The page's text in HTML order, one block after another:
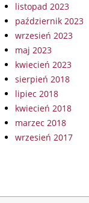
listopad 2023
październik 2023
wrzesień 2023
maj 2023
kwiecień 2023
sierpień 2018
lipiec 2018
kwiecień 2018
marzec 2018
wrzesień 2017